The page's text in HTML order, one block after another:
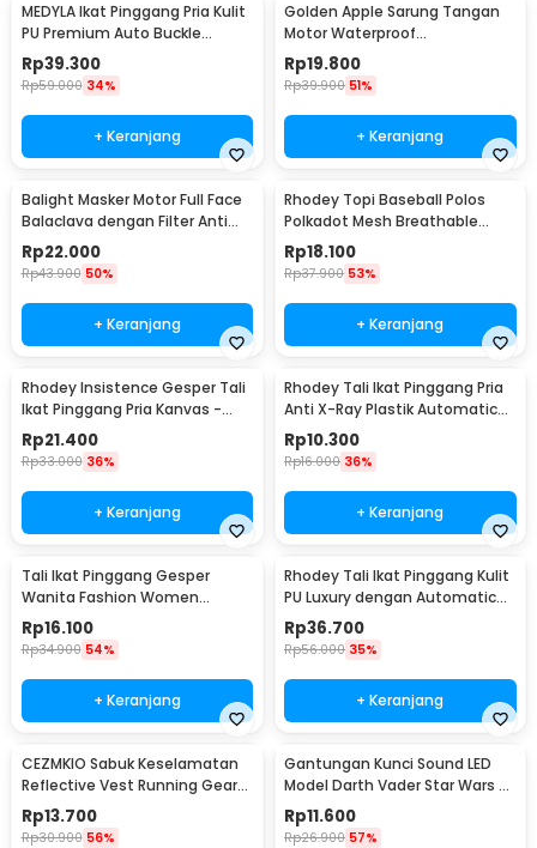
MEDYLA Ikat Pinggang Pria Kulit
PU Premium Auto Buckle
Gesper Metal Model 2 -
AA7900
Rp39.300
Rp59.000 34%
+ Keranjang
Golden Apple Sarung Tangan
Motor Waterproof
Touchscreen Kulit Sintetis Pria
- 9070
Rp19.800
Rp39.900 51%
+ Keranjang
Balight Masker Motor Full Face
Balaclava dengan Filter Anti
Debu - CISE
Rp22.000
Rp43.900 50%
+ Keranjang
Rhodey Topi Baseball Polos
Polkadot Mesh Breathable
Katun Poliester - MZ237
Rp18.100
Rp37.900 53%
+ Keranjang
Rhodey Insistence Gesper Tali
Ikat Pinggang Pria Kanvas -
2008
Rp21.400
Rp33.000 36%
+ Keranjang
Rhodey Tali Ikat Pinggang Pria
Anti X-Ray Plastik Automatic
Buckle - 899
Rp10.300
Rp16.000 36%
+ Keranjang
Tali Ikat Pinggang Gesper
Wanita Fashion Women
Leather Belt 110cm - LCL-HF38
Rp16.100
Rp34.900 54%
+ Keranjang
Rhodey Tali Ikat Pinggang Kulit
PU Luxury dengan Automatic
Buckle - GSPR
Rp36.700
Rp56.000 35%
+ Keranjang
CEZMKIO Sabuk Keselamatan
Reflective Vest Running Gear
High Visibility - B08
Rp13.700
Rp30.900 56%
Gantungan Kunci Sound LED
Model Darth Vader Star Wars -
BS-050
Rp11.600
Rp26.900 57%